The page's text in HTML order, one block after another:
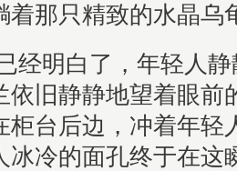
着那只精致的水晶乌
经明白了，年轻人
依旧静静地望着眼前
柜台后边，冲着年轻
冰冷的面孔终于在这